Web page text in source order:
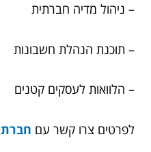
– ניהול מדיה חברתית
– תוכנת הנהלת חשבונות
– הלוואות לעסקים קטנים
לפרטים צרו קשר עם חברת RVM